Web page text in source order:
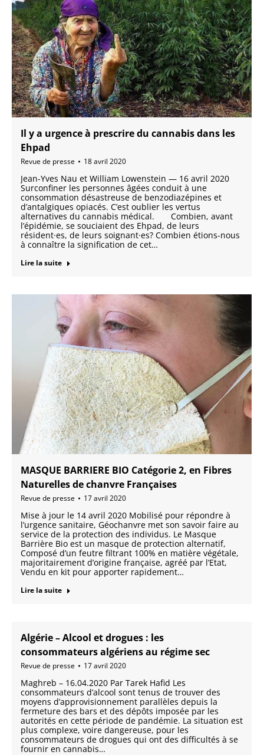
Il y a urgence à prescrire du cannabis dans les
Ehpad
Revue de presse 18 avril 2020
Jean-Yves Nau et William Lowenstein — 16 avril 2020
Surconfiner les personnes âgées conduit à une
consommation désastreuse de benzodiazépines et
d’antalgiques opiacés. C’est oublier les vertus
alternatives du cannabis médical. Combien, avant
l’épidémie, se souciaient des Ehpad, de leurs
résident·es, de leurs soignant·es? Combien étions-nous
à connaître la signification de cet…
Lire la suite
MASQUE BARRIERE BIO Catégorie 2, en Fibres
Naturelles de chanvre Françaises
Revue de presse 17 avril 2020
Mise à jour le 14 avril 2020 Mobilisé pour répondre à
l’urgence sanitaire, Géochanvre met son savoir faire au
service de la protection des individus. Le Masque
Barrière Bio est un masque de protection alternatif,
Composé d’un feutre filtrant 100% en matière végétale,
majoritairement d’origine française, agréé par l’Etat,
Vendu en kit pour apporter rapidement…
Lire la suite
Algérie – Alcool et drogues : les
consommateurs algériens au régime sec
Revue de presse 17 avril 2020
Maghreb – 16.04.2020 Par Tarek Hafid Les
consommateurs d’alcool sont tenus de trouver des
moyens d’approvisionnement parallèles depuis la
fermeture des bars et des dépôts imposée par les
autorités en cette période de pandémie. La situation est
plus complexe, voire dangereuse, pour les
consommateurs de drogues qui ont des difficultés à se
fournir en cannabis…